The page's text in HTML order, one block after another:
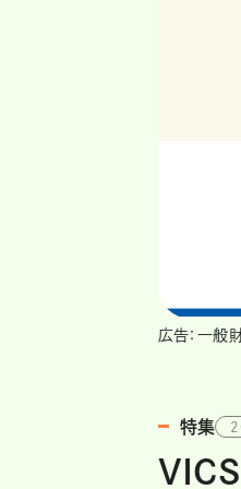
広告：一般
特集